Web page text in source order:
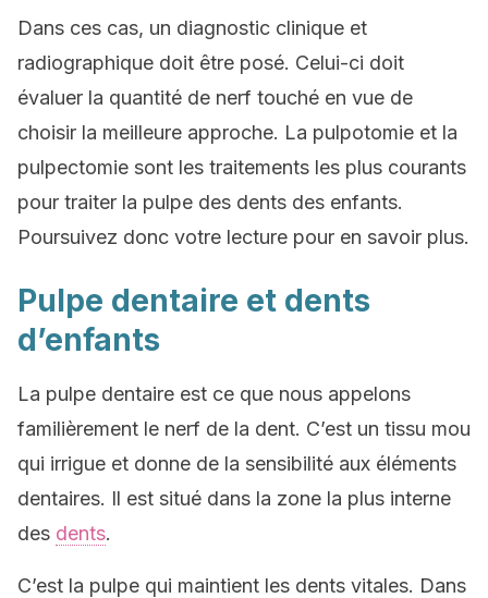
Dans ces cas, un diagnostic clinique et
radiographique doit être posé. Celui-ci doit
évaluer la quantité de nerf touché en vue de
choisir la meilleure approche. La pulpotomie et la
pulpectomie sont les traitements les plus courants
pour traiter la pulpe des dents des enfants.
Poursuivez donc votre lecture pour en savoir plus.
Pulpe dentaire et dents
d’enfants
La pulpe dentaire est ce que nous appelons
familièrement le nerf de la dent. C’est un tissu mou
qui irrigue et donne de la sensibilité aux éléments
dentaires. Il est situé dans la zone la plus interne
des dents.
C’est la pulpe qui maintient les dents vitales. Dans